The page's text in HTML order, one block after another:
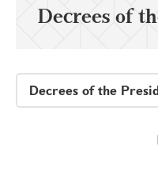
Decrees of
Decrees of the